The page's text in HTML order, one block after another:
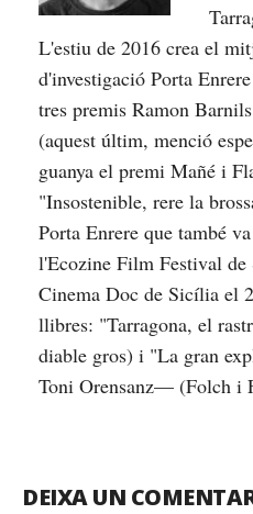
L'estiu de 2016 crea el
d'investigació Porta
tres premis Ramon
(aquest últim, menció
guanya el premi Mañé i
"Insostenible, rere la
Porta Enrere que també
l'Ecozine Film Festival de
Cinema Doc de Sicília el
llibres: "Tarragona, el
diable gros) i "La gran
Toni Orensanz— (Folch i
DEIXA UN